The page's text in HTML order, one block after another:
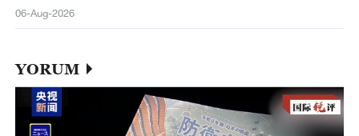
06-Aug-2026
YORUM